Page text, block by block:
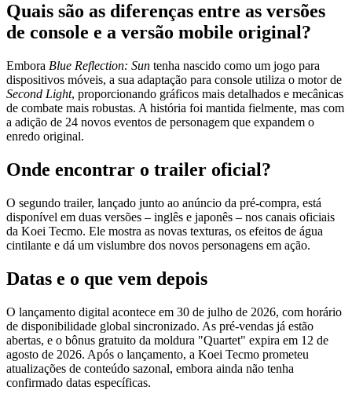
Quais são as diferenças entre as versões
de console e a versão mobile original?
Embora Blue Reflection: Sun tenha nascido como um jogo para
dispositivos móveis, a sua adaptação para console utiliza o motor de
Second Light, proporcionando gráficos mais detalhados e mecânicas
de combate mais robustas. A história foi mantida fielmente, mas com
a adição de 24 novos eventos de personagem que expandem o
enredo original.
Onde encontrar o trailer oficial?
O segundo trailer, lançado junto ao anúncio da pré‑compra, está
disponível em duas versões – inglês e japonês – nos canais oficiais
da Koei Tecmo. Ele mostra as novas texturas, os efeitos de água
cintilante e dá um vislumbre dos novos personagens em ação.
Datas e o que vem depois
O lançamento digital acontece em 30 de julho de 2026, com horário
de disponibilidade global sincronizado. As pré‑vendas já estão
abertas, e o bônus gratuito da moldura "Quartet" expira em 12 de
agosto de 2026. Após o lançamento, a Koei Tecmo prometeu
atualizações de conteúdo sazonal, embora ainda não tenha
confirmado datas específicas.